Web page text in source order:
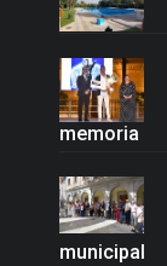
memoria
municipal